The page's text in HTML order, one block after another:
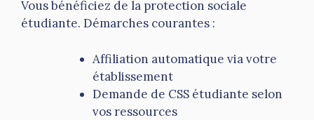
Vous bénéficiez de la protection sociale
étudiante. Démarches courantes :
Affiliation automatique via votre
établissement
Demande de CSS étudiante selon
vos ressources